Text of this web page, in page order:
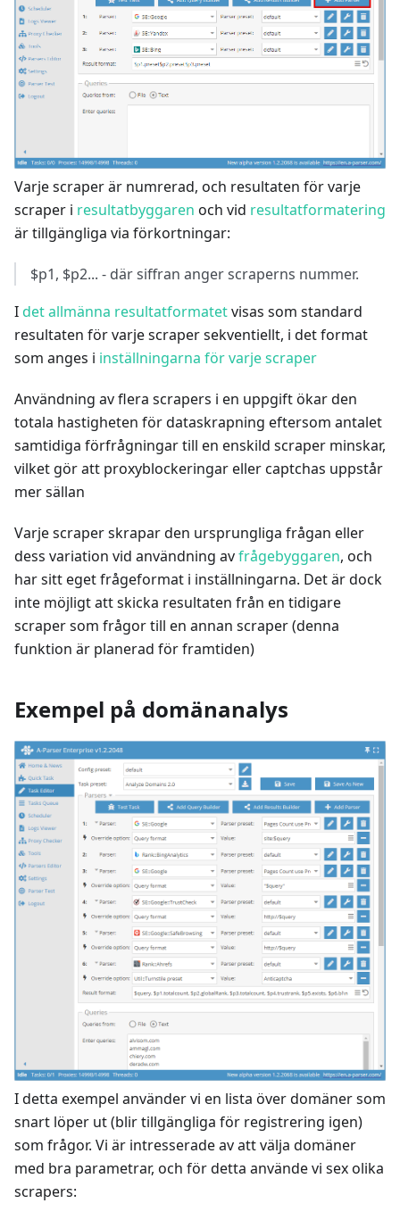
Varje scraper är numrerad, och resultaten för varje
scraper i resultatbyggaren och vid resultatformatering
är tillgängliga via förkortningar:
$p1, $p2... - där siffran anger scraperns nummer.
Idet allmänna resultatformatetvisas som standard
resultaten för varje scraper sekventiellt, i det format
som anges i inställningarna för varje scraper
Användning av flera scrapers i en uppgift ökar den
totala hastigheten för dataskrapning eftersom antalet
samtidiga förfrågningar till en enskild scraper minskar,
vilket gör att proxyblockeringar eller captchas uppstår
mer sällan
Varje scraper skrapar den ursprungliga frågan eller
dess variation vid användning avfrågebyggaren, och
har sitt eget frågeformat i inställningarna. Det är dock
inte möjligt att skicka resultaten från en tidigare
scraper som frågor till en annan scraper (denna
funktion är planerad för framtiden)
Exempel på domänanalys
I detta exempel använder vi en lista över domäner som
snart löper ut (blir tillgängliga för registrering igen)
som frågor. Vi är intresserade av att välja domäner
med bra parametrar, och för detta använde vi sex olika
scrapers: